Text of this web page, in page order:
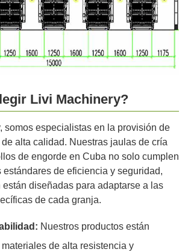
Livi Machinery?
somos especialistas en la provisión de
alta calidad. Nuestras jaulas de cría
de engorde en Cuba no solo cumplen
estándares de eficiencia y seguridad,
diseñadas para adaptarse a las
de cada granja.
Nuestros productos están
de alta resistencia y